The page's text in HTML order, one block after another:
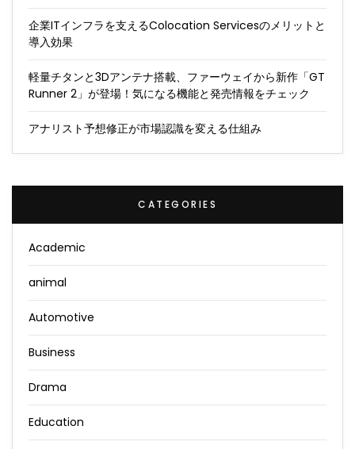
企業ITインフラを支えるColocation Servicesのメリットと
導入効果
軽量チタンと3Dアンテナ搭載、ファーウェイから新作「GT
Runner 2」が登場！気になる機能と発売情報をチェック
アナリスト予想修正が市場認識を変える仕組み
CATEGORIES
Academic
animal
Automotive
Business
Drama
Education